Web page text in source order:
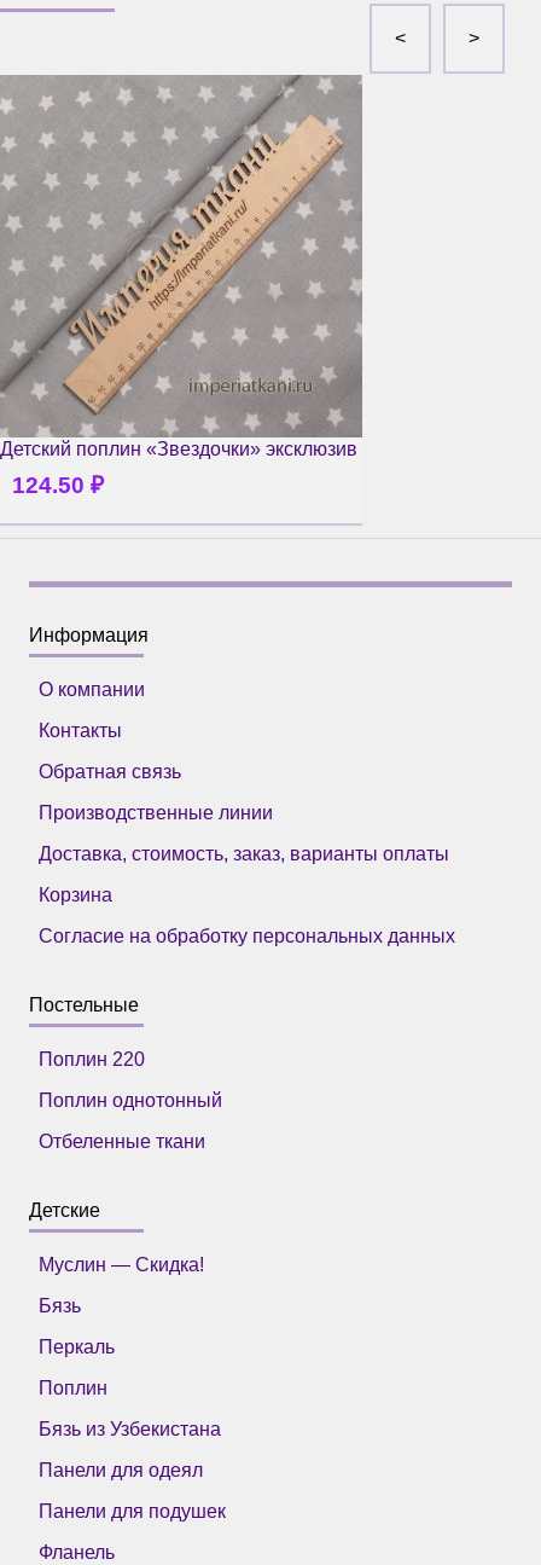
Детский поплин «Звездочки» эксклюзив
124.50 ₽
Информация
О компании
Контакты
Обратная связь
Производственные линии
Доставка, стоимость, заказ, варианты оплаты
Корзина
Согласие на обработку персональных данных
Постельные
Поплин 220
Поплин однотонный
Отбеленные ткани
Детские
Муслин — Скидка!
Бязь
Перкаль
Поплин
Бязь из Узбекистана
Панели для одеял
Панели для подушек
Фланель